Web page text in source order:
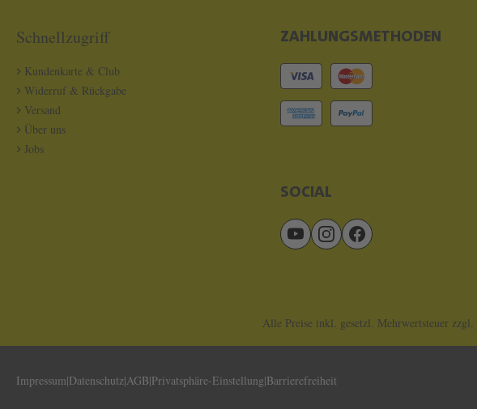
Schnellzugriff
Kundenkarte & Club
Widerruf & Rückgabe
Versand
Über uns
Jobs
ZAHLUNGSMETHODEN
SOCIAL
Alle Preise inkl. gesetzl. Mehrwertsteuer zzgl.
Impressum Datenschutz AGB Privatsphäre-Einstellung Barrierefreiheit